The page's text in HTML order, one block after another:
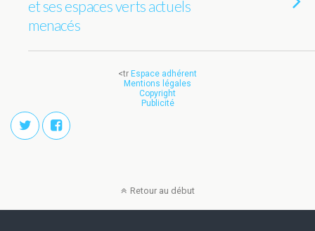
et ses espaces verts actuels
menacés
<tr Espace adhérent
Mentions légales
Copyright
Publicité
Retour au début